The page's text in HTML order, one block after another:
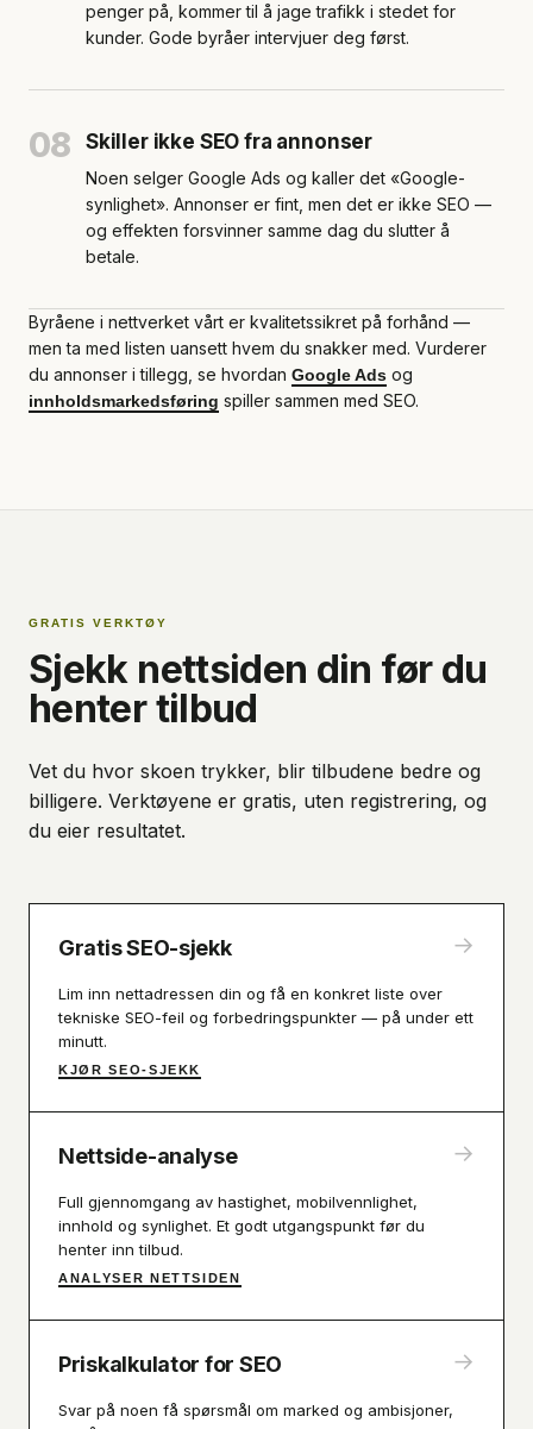
penger på, kommer til å jage trafikk i stedet for
kunder. Gode byråer intervjuer deg først.
08 Skiller ikke SEO fra annonser
Noen selger Google Ads og kaller det «Google-
synlighet». Annonser er fint, men det er ikke SEO —
og effekten forsvinner samme dag du slutter å
betale.
Byråene i nettverket vårt er kvalitetssikret på forhånd —
men ta med listen uansett hvem du snakker med. Vurderer
du annonser i tillegg, se hvordan Google Ads og
innholdsmarkedsføring spiller sammen med SEO.
GRATIS VERKTØY
Sjekk nettsiden din før du
henter tilbud
Vet du hvor skoen trykker, blir tilbudene bedre og
billigere. Verktøyene er gratis, uten registrering, og
du eier resultatet.
Gratis SEO-sjekk →
Lim inn nettadressen din og få en konkret liste over
tekniske SEO-feil og forbedringspunkter — på under ett
minutt.
KJØR SEO-SJEKK
Nettside-analyse →
Full gjennomgang av hastighet, mobilvennlighet,
innhold og synlighet. Et godt utgangspunkt før du
henter inn tilbud.
ANALYSER NETTSIDEN
Priskalkulator for SEO →
Svar på noen få spørsmål om marked og ambisjoner,